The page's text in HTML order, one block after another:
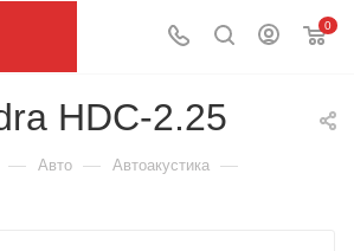
0
HDC-2.25
— Авто — Автоакустика —